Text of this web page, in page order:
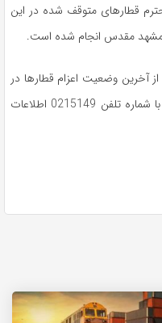
قطارهای متوقف شده در این
مشهد مقدس انجام شده است.
آخرین وضعیت اعزام قطارها در
این مسیر از سامانه صدای مسافر راه آهن با شماره تلفن 0215149 اطلاعات